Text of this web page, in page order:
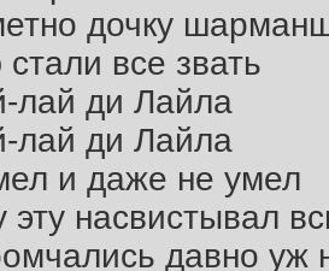
дочку
все звать
лай ди Лайла
лай ди Лайла
и даже не умел
эту насвистывал
давно уж